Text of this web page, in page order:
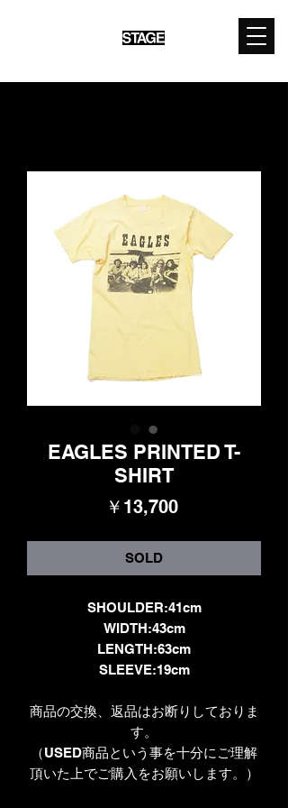
EAGLES PRINTED T-
SHIRT
￥13,700価
SOLD
SHOULDER:41cm
WIDTH:43cm
LENGTH:63cm
SLEEVE:19cm
商品の交換、返品はお断りしておりま
す。
（USED商品という事を十分にご理解
頂いた上でご購入をお願いします。）